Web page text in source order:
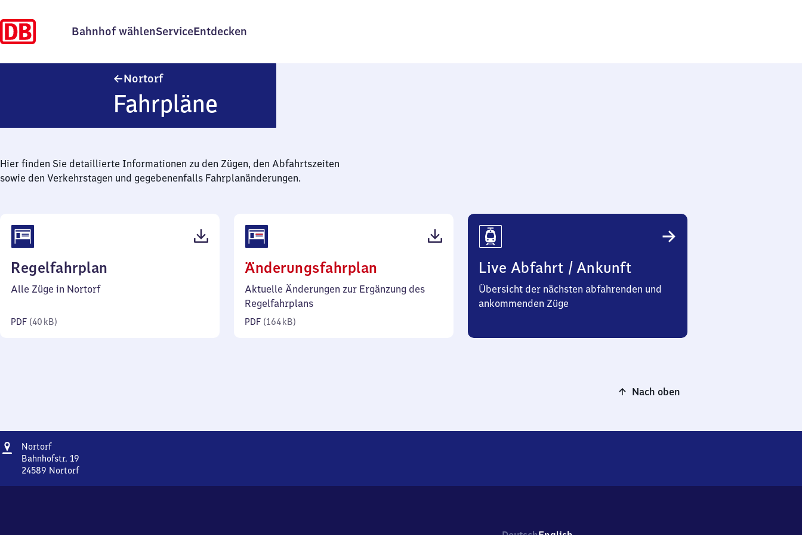
Bahnhof wählenServiceEntdecken
NortorfNortorf
Fahrpläne
Hier finden Sie detaillierte Informationen zu den Zügen, den Abfahrtszeiten
sowie den Verkehrstagen und gegebenenfalls Fahrplanänderungen.
Regelfahrplan
Alle Züge in Nortorf
PDF (40 kB)
Änderungsfahrplan
164
Aktuelle Änderungen zur Ergänzung des
Regelfahrplans
PDF (164 kB)
Live Abfahrt / Ankunft
Übersicht der nächsten abfahrenden und
ankommenden Züge
Nach oben
Adresse
NortorfNortorf
Bahnhofstr. 19
24589 Nortorf